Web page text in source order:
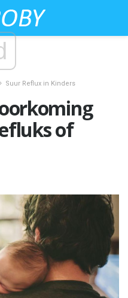
Suur Reflux in Kinders
of